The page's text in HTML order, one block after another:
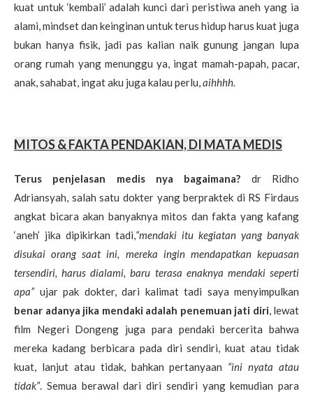
kuat untuk ‘kembali’ adalah kunci dari peristiwa aneh yang ia
alami, mindset dan keinginan untuk terus hidup harus kuat juga
bukan hanya fisik, jadi pas kalian naik gunung jangan lupa
orang rumah yang menunggu ya, ingat mamah-papah, pacar,
anak, sahabat, ingat aku juga kalau perlu,aihhhh.
MITOS & FAKTA PENDAKIAN, DI MATA MEDIS
Terus penjelasan medis nya bagaimana? dr Ridho
Adriansyah, salah satu dokter yang berpraktek di RS Firdaus
angkat bicara akan banyaknya mitos dan fakta yang kafang
‘aneh’ jika dipikirkan tadi,“mendaki itu kegiatan yang banyak
disukai orang saat ini, mereka ingin mendapatkan kepuasan
tersendiri, harus dialami, baru terasa enaknya mendaki seperti
apa”ujar pak dokter, dari kalimat tadi saya menyimpulkan
benar adanya jika mendaki adalah penemuan jati diri, lewat
film Negeri Dongeng juga para pendaki bercerita bahwa
mereka kadang berbicara pada diri sendiri, kuat atau tidak
kuat, lanjut atau tidak, bahkan pertanyaan “ini nyata atau
tidak”. Semua berawal dari diri sendiri yang kemudian para